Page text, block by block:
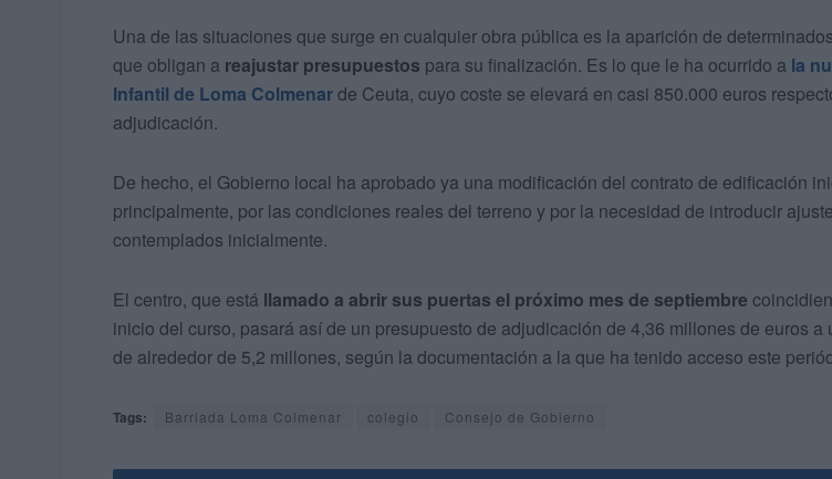
Una de las situaciones que surge en cualquier obra pública es la aparición de
que obligan a reajustar presupuestos para su finalización. Es lo que le ha ocurrido a la
Infantil de Loma Colmenarde Ceuta, cuyo coste se elevará en casi 850.000 euros
adjudicación.
De hecho, el Gobierno local ha aprobado ya una modificación del contrato de edificación
principalmente, por las condiciones reales del terreno y por la necesidad de introducir
contemplados inicialmente.
El centro, que está llamado a abrir sus puertas el próximo mes de septiembre
inicio del curso, pasará así de un presupuesto de adjudicación de 4,36 millones de euros a
de alrededor de 5,2 millones, según la documentación a la que ha tenido acceso este
Tags: Barriada Loma Colmenar colegio Consejo de Gobierno